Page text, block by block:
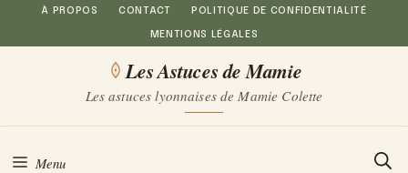
Aller
au
À PROPOS CONTACT POLITIQUE DE CONFIDENTIALITÉ
MENTIONS LÉGALES
Les Astuces de Mamie
Les astuces lyonnaises de Mamie Colette
Menu